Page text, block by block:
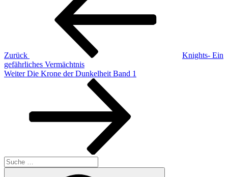
Zurück
Knights- Ein
gefährliches Vermächtnis
Nächster
Weiter Die Krone der Dunkelheit Band 1
Suche
nach: